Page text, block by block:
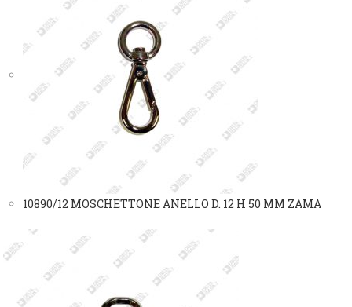
10890/12 MOSCHETTONE ANELLO D. 12 H 50 MM ZAMA